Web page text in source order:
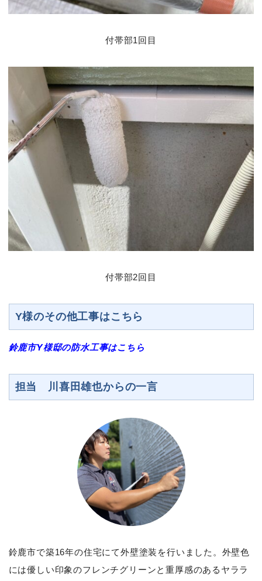
付帯部1回目
付帯部2回目
Y様のその他工事はこちら
鈴鹿市Y様邸の防水工事はこちら
担当 川喜田雄也からの一言
鈴鹿市で築16年の住宅にて外壁塗装を行いました。外壁色
には優しい印象のフレンチグリーンと重厚感のあるヤララ